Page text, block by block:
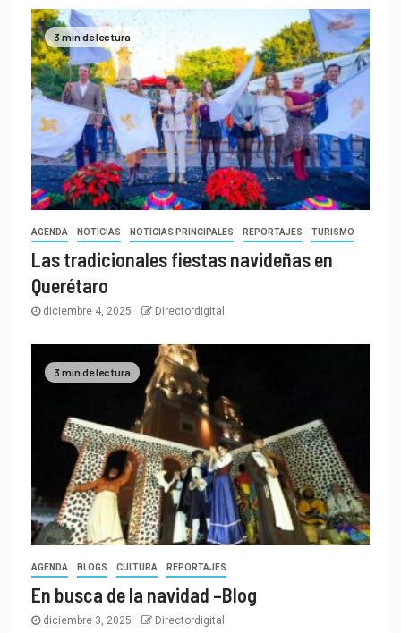
3 min de lectura
AGENDA NOTICIAS NOTICIAS PRINCIPALES REPORTAJES TURISMO
Las tradicionales fiestas navideñas en
Querétaro
diciembre 4, 2025 Directordigital
3 min de lectura
AGENDA BLOGS CULTURA REPORTAJES
En busca de la navidad –Blog
diciembre 3, 2025 Directordigital